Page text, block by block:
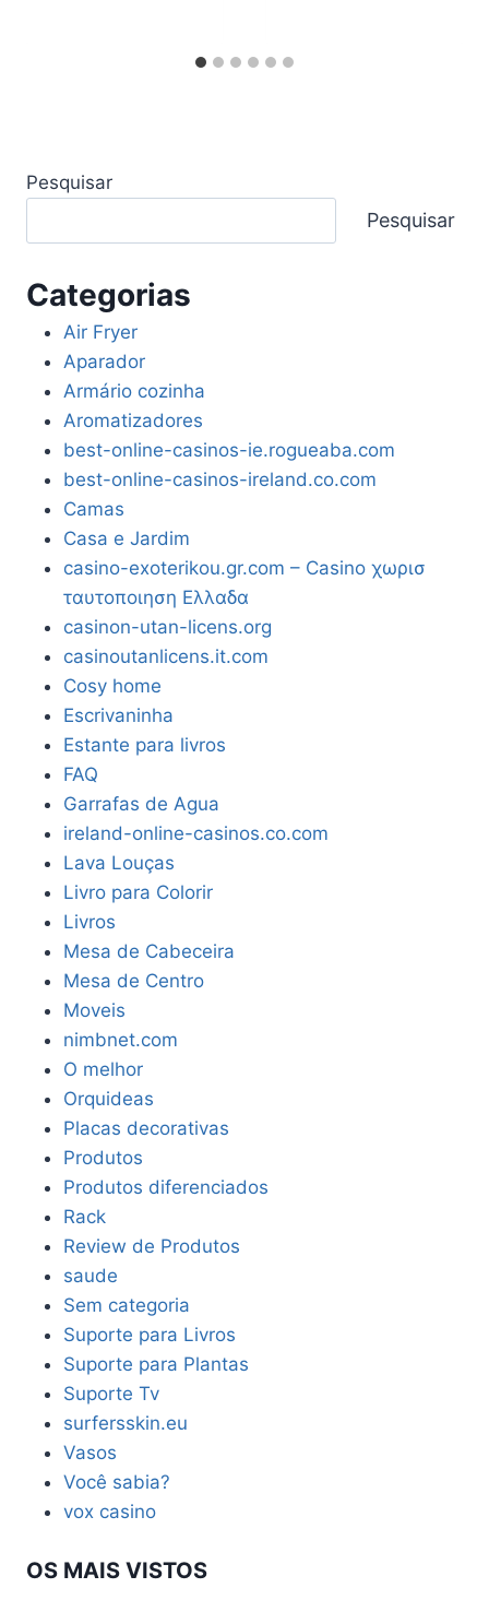
Pesquisar
Pesquisar
Categorias
Air Fryer
Aparador
Armário cozinha
Aromatizadores
best-online-casinos-ie.rogueaba.com
best-online-casinos-ireland.co.com
Camas
Casa e Jardim
casino-exoterikou.gr.com – Casino χωρισ
ταυτοποιηση Ελλαδα
casinon-utan-licens.org
casinoutanlicens.it.com
Cosy home
Escrivaninha
Estante para livros
FAQ
Garrafas de Agua
ireland-online-casinos.co.com
Lava Louças
Livro para Colorir
Livros
Mesa de Cabeceira
Mesa de Centro
Moveis
nimbnet.com
O melhor
Orquideas
Placas decorativas
Produtos
Produtos diferenciados
Rack
Review de Produtos
saude
Sem categoria
Suporte para Livros
Suporte para Plantas
Suporte Tv
surfersskin.eu
Vasos
Você sabia?
vox casino
OS MAIS VISTOS